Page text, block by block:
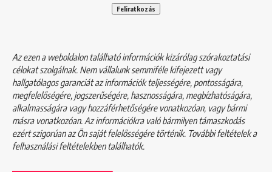
Az ezen a weboldalon található információk kizárólag szórakoztatási
célokat szolgálnak. Nem vállalunk semmiféle kifejezett vagy
hallgatólagos garanciát az információk teljességére, pontosságára,
megfelelőségére, jogszerűségére, hasznosságára, megbízhatóságára,
alkalmasságára vagy hozzáférhetőségére vonatkozóan, vagy bármi
másra vonatkozóan. Az információkra való bármilyen támaszkodás
ezért szigorúan az Ön saját felelősségére történik. További feltételek a
felhasználási feltételekbentalálhatók.